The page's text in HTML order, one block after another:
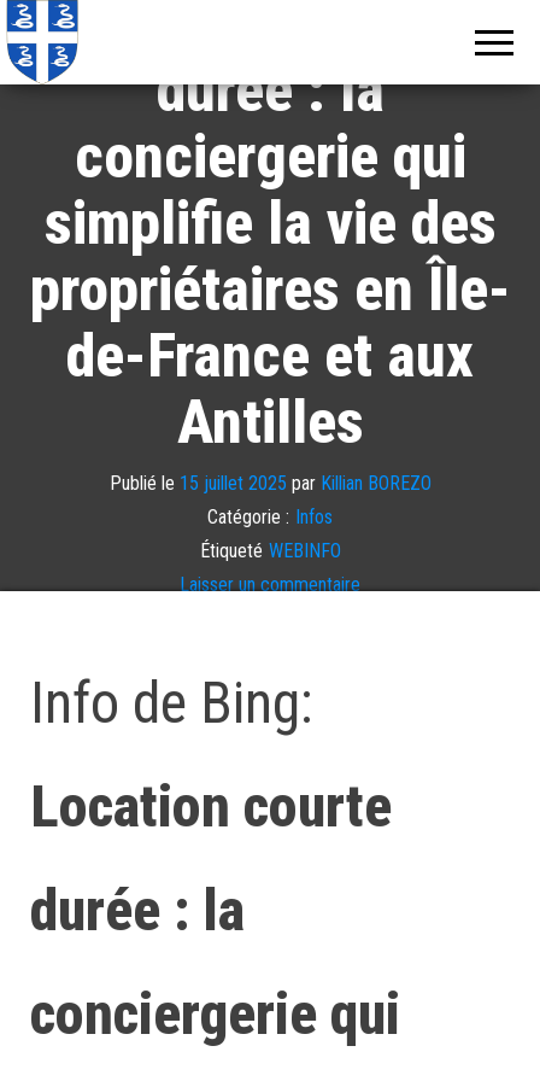
durée : la
conciergerie qui
simplifie la vie des
propriétaires en Île-
de-France et aux
Antilles
Publié le 15 juillet 2025 par Killian BOREZO
Catégorie : Infos
Étiqueté WEBINFO
Laisser un commentaire
Info de Bing:
Location courte
durée : la
conciergerie qui